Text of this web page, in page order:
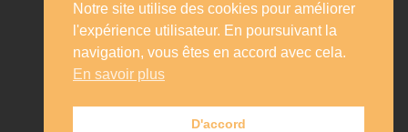
Accueil
Emplois
Le conseil d’administration
Statut
Evénements
Copyright © 2019 APAEIA Tous droits
Notre site utilise des cookies pour améliorer
l'expérience utilisateur. En poursuivant la
navigation, vous êtes en accord avec cela.
En savoir plus
D'accord